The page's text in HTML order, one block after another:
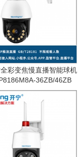
彩变焦慢直播智能球机
36ZB/46ZB